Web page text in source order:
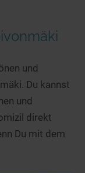
und
Du kannst
und
direkt
Du mit dem